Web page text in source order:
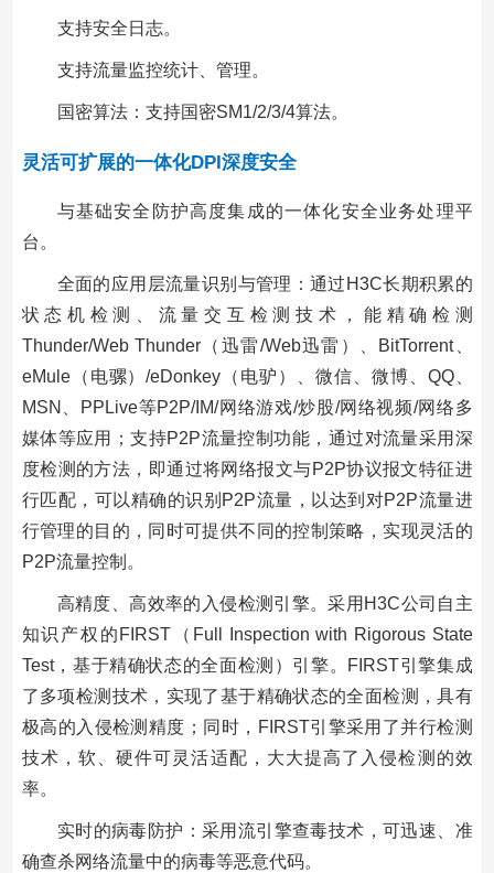
支持安全日志。
支持流量监控统计、管理。
国密算法：支持国密SM1/2/3/4算法。
灵活可扩展的一体化DPI深度安全
与基础安全防护高度集成的一体化安全业务处理平
台。
全面的应用层流量识别与管理：通过H3C长期积累的
状态机检测、流量交互检测技术，能精确检测
Thunder/Web Thunder（迅雷/Web迅雷）、BitTorrent、
eMule（电骡）/eDonkey（电驴）、微信、微博、QQ、
MSN、PPLive等P2P/IM/网络游戏/炒股/网络视频/网络多
媒体等应用；支持P2P流量控制功能，通过对流量采用深
度检测的方法，即通过将网络报文与P2P协议报文特征进
行匹配，可以精确的识别P2P流量，以达到对P2P流量进
行管理的目的，同时可提供不同的控制策略，实现灵活的
P2P流量控制。
高精度、高效率的入侵检测引擎。采用H3C公司自主
知识产权的FIRST（Full Inspection with Rigorous State
Test，基于精确状态的全面检测）引擎。FIRST引擎集成
了多项检测技术，实现了基于精确状态的全面检测，具有
极高的入侵检测精度；同时，FIRST引擎采用了并行检测
技术，软、硬件可灵活适配，大大提高了入侵检测的效
率。
实时的病毒防护：采用流引擎查毒技术，可迅速、准
确查杀网络流量中的病毒等恶意代码。